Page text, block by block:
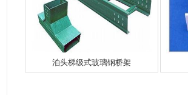
泊头梯级式玻璃钢桥架